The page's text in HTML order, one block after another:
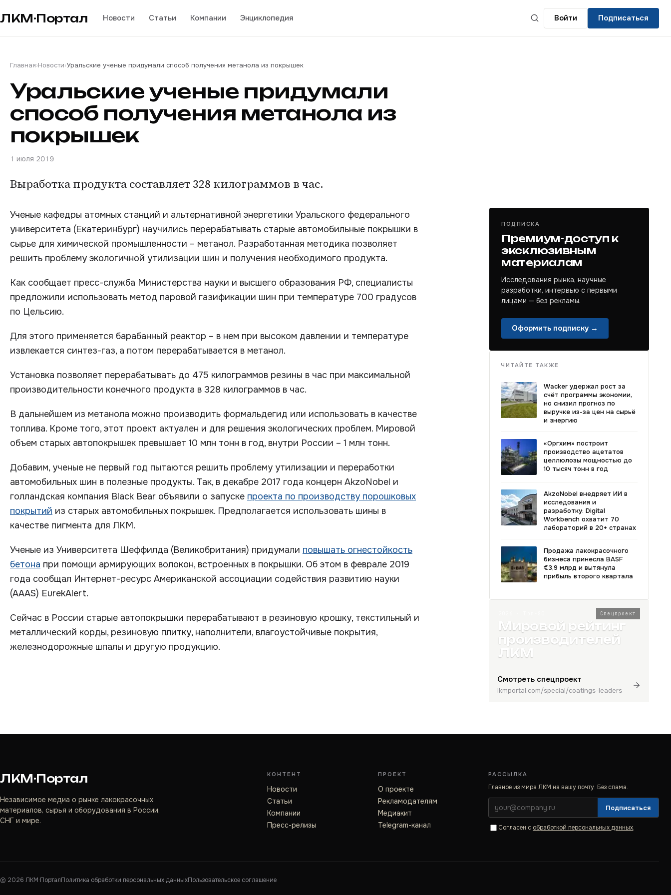
ЛКМ·Портал Новости Статьи Компании Энциклопедия Войти Подписаться
Главная›Новости›Уральские ученые придумали способ получения метанола из покрышек
Уральские ученые придумали
способ получения метанола из
покрышек
1 июля 2019
Выработка продукта составляет 328 килограммов в час.
Ученые кафедры атомных станций и альтернативной энергетики Уральского федерального
университета (Екатеринбург) научились перерабатывать старые автомобильные покрышки в
сырье для химической промышленности – метанол. Разработанная методика позволяет
решить проблему экологичной утилизации шин и получения необходимого продукта.
Как сообщает пресс-служба Министерства науки и высшего образования РФ, специалисты
предложили использовать метод паровой газификации шин при температуре 700 градусов
по Цельсию.
Для этого применяется барабанный реактор – в нем при высоком давлении и температуре
извлекается синтез-газ, а потом перерабатывается в метанол.
Установка позволяет перерабатывать до 475 килограммов резины в час при максимальной
производительности конечного продукта в 328 килограммов в час.
В дальнейшем из метанола можно производить формальдегид или использовать в качестве
топлива. Кроме того, этот проект актуален и для решения экологических проблем. Мировой
объем старых автопокрышек превышает 10 млн тонн в год, внутри России – 1 млн тонн.
Добавим, ученые не первый год пытаются решить проблему утилизации и переработки
автомобильных шин в полезные продукты. Так, в декабре 2017 года концерн AkzoNobel и
голландская компания Black Bear объявили о запуске проекта по производству порошковых
покрытий из старых автомобильных покрышек. Предполагается использовать шины в
качестве пигмента для ЛКМ.
Ученые из Университета Шеффилда (Великобритания) придумали повышать огнестойкость
бетона при помощи армирующих волокон, встроенных в покрышки. Об этом в феврале 2019
года сообщал Интернет-ресурс Американской ассоциации содействия развитию науки
(AAAS) EurekAlert.
Сейчас в России старые автопокрышки перерабатывают в резиновую крошку, текстильный и
металлический корды, резиновую плитку, наполнители, влагоустойчивые покрытия,
железнодорожные шпалы и другую продукцию.
ПОДПИСКА
Премиум-доступ к
эксклюзивным
материалам
Исследования рынка, научные
разработки, интервью с первыми
лицами — без рекламы.
Оформить подписку →
ЧИТАЙТЕ ТАКЖЕ
Wacker удержал рост за
счёт программы экономии,
но снизил прогноз по
выручке из-за цен на сырьё
и энергию
«Оргхим» построит
производство ацетатов
целлюлозы мощностью до
10 тысяч тонн в год
AkzoNobel внедряет ИИ в
исследования и
разработку: Digital
Workbench охватит 70
лабораторий в 20+ странах
Продажа лакокрасочного
бизнеса принесла BASF
€3,9 млрд и вытянула
прибыль второго квартала
Спецпроект
Мировой рейтинг
производителей
ЛКМ
Смотреть спецпроект
lkmportal.com/special/coatings-leaders
ЛКМ·Портал
Независимое медиа о рынке лакокрасочных
материалов, сырья и оборудования в России,
СНГ и мире.
КОНТЕНТ
Новости
Статьи
Компании
Пресс-релизы
ПРОЕКТ
О проекте
Рекламодателям
Медиакит
Telegram-канал
РАССЫЛКА
Главное из мира ЛКМ на вашу почту. Без спама.
Подписаться
Согласен с обработкой персональных данных.
© 2026 ЛКМ·ПорталПолитика обработки персональных данныхПользовательское соглашение